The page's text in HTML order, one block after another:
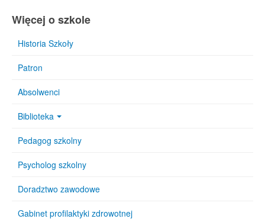
Więcej o szkole
Historia Szkoły
Patron
Absolwenci
Biblioteka
Pedagog szkolny
Psycholog szkolny
Doradztwo zawodowe
Gabinet profilaktyki zdrowotnej